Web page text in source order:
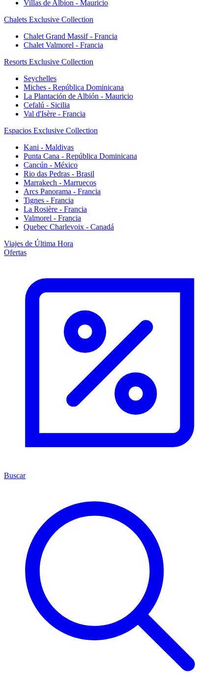
Villas de Albion - Mauricio
Chalets Exclusive Collection
Chalet Grand Massif - Francia
Chalet Valmorel - Francia
Resorts Exclusive Collection
Seychelles
Miches - República Dominicana
La Plantación de Albión - Mauricio
Cefalú - Sicilia
Val d'Isère - Francia
Espacios Exclusive Collection
Kani - Maldivas
Punta Cana - República Dominicana
Cancún - México
Rio das Pedras - Brasil
Marrakech - Marruecos
Arcs Panorama - Francia
Tignes - Francia
La Rosière - Francia
Valmorel - Francia
Quebec Charlevoix - Canadá
Viajes de Última Hora
Ofertas
Buscar